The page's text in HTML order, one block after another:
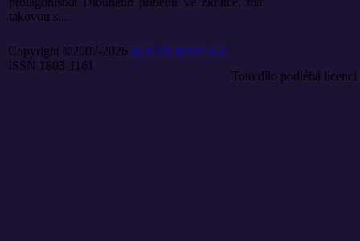
takovou s...
Copyright ©2007-2026 KULTURA21.CZ
ISSN 1803-1161
Toto dílo podléhá licenci